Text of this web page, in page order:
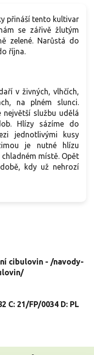
přináší tento kultivar
se zářivě žlutým
zelené. Narůstá do
října.
v živných, vlhčích,
na plném slunci.
největší službu udělá
Hlízy sázíme do
jednotlivými kusy
je nutné hlízu
místě. Opět
kdy už nehrozí
cibulovin - /navody-
C: 21/FP/0034 D: PL